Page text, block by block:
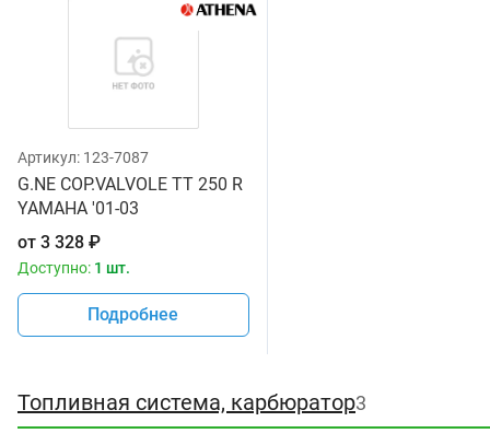
Артикул: 123-7087
G.NE COP.VALVOLE TT 250 R
YAMAHA '01-03
от 3 328 ₽
Доступно: 1 шт.
Подробнее
Топливная система, карбюратор3